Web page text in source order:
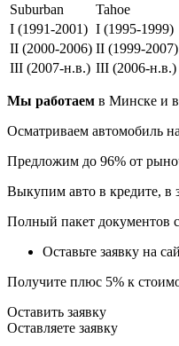
Suburban
Tahoe
I (1991-2001) I (1995-1999)
II (2000-2006) II (1999-2007)
III (2007-н.в.) III (2006-н.в.)
Мы работаем в Минске и
Осматриваем автомобиль
Предложим до 96% от
Выкупим авто в кредите, в
Полный пакет документов
Оставьте заявку на
Получите плюс 5% к
Оставить заявку
Оставляете заявку